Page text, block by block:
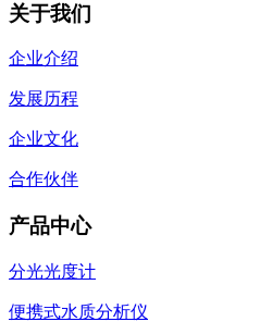
关于我们
企业介绍
发展历程
企业文化
合作伙伴
产品中心
分光光度计
便携式水质分析仪